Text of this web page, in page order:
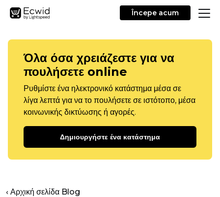
Începe acum
Όλα όσα χρειάζεστε για να
πουλήσετε online
Ρυθμίστε ένα ηλεκτρονικό κατάστημα μέσα σε
λίγα λεπτά για να το πουλήσετε σε ιστότοπο, μέσα
κοινωνικής δικτύωσης ή αγορές.
Δημιουργήστε ένα κατάστημα
‹ Αρχική σελίδα Blog